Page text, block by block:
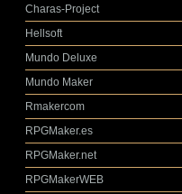
Charas-Project
Hellsoft
Mundo Deluxe
Mundo Maker
Rmakercom
RPGMaker.es
RPGMaker.net
RPGMakerWEB